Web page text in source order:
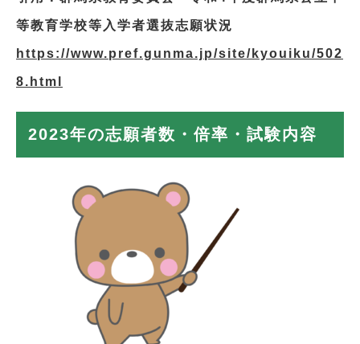
等教育学校等入学者選抜志願状況
https://www.pref.gunma.jp/site/kyouiku/502
8.html
2023年の志願者数・倍率・試験内容